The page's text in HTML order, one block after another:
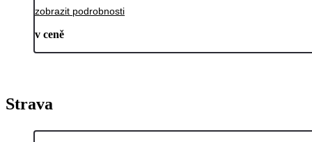
zobrazit podrobnosti
v ceně
Strava